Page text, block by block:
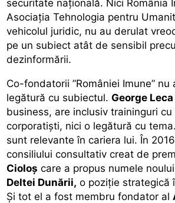
securitate națională. Nici România
Asociația Tehnologia pentru
vehicolul juridic, nu au derulat
pe un subiect atât de sensibil
dezinformării.
Co-fondatorii ”României Imune” nu
legătură cu subiectul.George Leca
business, are inclusiv traininguri cu
corporatiști, nici o legătură cu
sunt relevante în cariera lui. În
consiliului consultativ creat de
Cioloș care a propus numele
Deltei Dunării, o poziție strategică
Și tot el a fost membru fondator al